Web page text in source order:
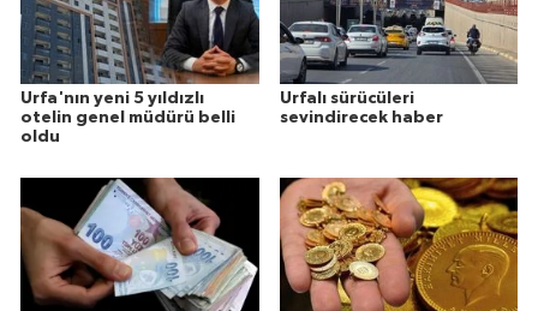
Urfa'nın yeni 5 yıldızlı
otelin genel müdürü belli
oldu
Urfalı sürücüleri
sevindirecek haber